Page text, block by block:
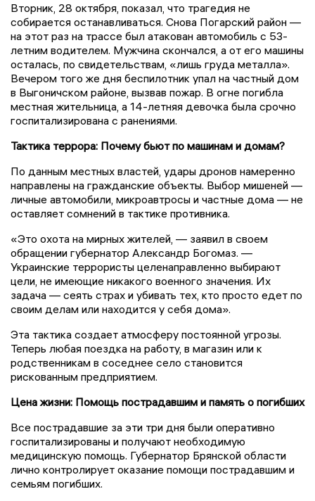
Вторник, 28 октября, показал, что трагедия не
собирается останавливаться. Снова Погарский район —
на этот раз на трассе был атакован автомобиль с 53-
летним водителем. Мужчина скончался, а от его машины
осталась, по свидетельствам, «лишь груда металла».
Вечером того же дня беспилотник упал на частный дом
в Выгоничском районе, вызвав пожар. В огне погибла
местная жительница, а 14-летняя девочка была срочно
госпитализирована с ранениями.
Тактика террора: Почему бьют по машинам и домам?
По данным местных властей, удары дронов намеренно
направлены на гражданские объекты. Выбор мишеней —
личные автомобили, микроавтросы и частные дома — не
оставляет сомнений в тактике противника.
«Это охота на мирных жителей, — заявил в своем
обращении губернатор Александр Богомаз. —
Украинские террористы целенаправленно выбирают
цели, не имеющие никакого военного значения. Их
задача — сеять страх и убивать тех, кто просто едет по
своим делам или находится у себя дома».
Эта тактика создает атмосферу постоянной угрозы.
Теперь любая поездка на работу, в магазин или к
родственникам в соседнее село становится
рискованным предприятием.
Цена жизни: Помощь пострадавшим и память о погибших
Все пострадавшие за эти три дня были оперативно
госпитализированы и получают необходимую
медицинскую помощь. Губернатор Брянской области
лично контролирует оказание помощи пострадавшим и
семьям погибших.